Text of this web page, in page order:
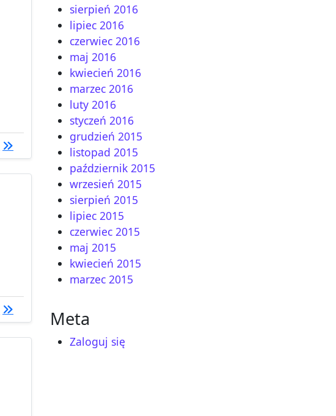
To jeszcze praca czy już wakacje
Praca za kasą w markecie
sierpień 2016
lipiec 2016
czerwiec 2016
maj 2016
kwiecień 2016
marzec 2016
luty 2016
styczeń 2016
grudzień 2015
listopad 2015
październik 2015
wrzesień 2015
sierpień 2015
lipiec 2015
czerwiec 2015
maj 2015
kwiecień 2015
marzec 2015
Meta
Zaloguj się